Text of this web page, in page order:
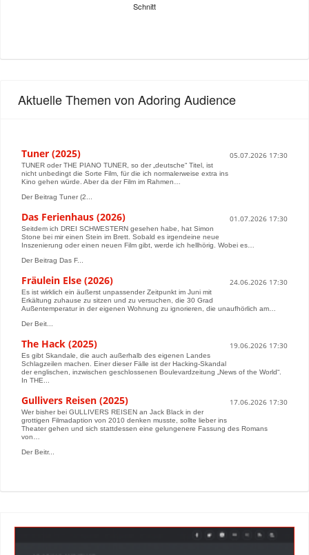
Schnitt
Aktuelle Themen von Adoring Audience
Tuner (2025) 05.07.2026 17:30
TUNER oder THE PIANO TUNER, so der „deutsche“ Titel, ist
nicht unbedingt die Sorte Film, für die ich normalerweise extra ins
Kino gehen würde. Aber da der Film im Rahmen…
Der Beitrag Tuner (2...
Das Ferienhaus (2026) 01.07.2026 17:30
Seitdem ich DREI SCHWESTERN gesehen habe, hat Simon
Stone bei mir einen Stein im Brett. Sobald es irgendeine neue
Inszenierung oder einen neuen Film gibt, werde ich hellhörig. Wobei es…
Der Beitrag Das F...
Fräulein Else (2026) 24.06.2026 17:30
Es ist wirklich ein äußerst unpassender Zeitpunkt im Juni mit
Erkältung zuhause zu sitzen und zu versuchen, die 30 Grad
Außentemperatur in der eigenen Wohnung zu ignorieren, die unaufhörlich am…
Der Beit...
The Hack (2025) 19.06.2026 17:30
Es gibt Skandale, die auch außerhalb des eigenen Landes
Schlagzeilen machen. Einer dieser Fälle ist der Hacking-Skandal
der englischen, inzwischen geschlossenen Boulevardzeitung „News of the World“.
In THE...
Gullivers Reisen (2025) 17.06.2026 17:30
Wer bisher bei GULLIVERS REISEN an Jack Black in der
grottigen Filmadaption von 2010 denken musste, sollte lieber ins
Theater gehen und sich stattdessen eine gelungenere Fassung des Romans
von…
Der Beitr...